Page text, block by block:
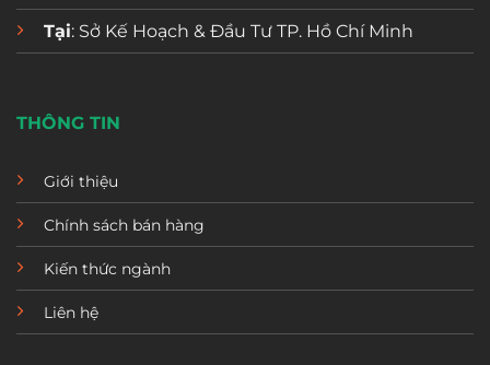
Tại: Sở Kế Hoạch & Đầu Tư TP. Hồ Chí Minh
THÔNG TIN
Giới thiệu
Chính sách bán hàng
Kiến thức ngành
Liên hệ